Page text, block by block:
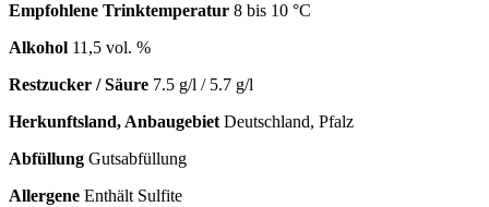
Empfohlene Trinktemperatur 8 bis 10 °C
Alkohol 11,5 vol. %
Restzucker / Säure 7.5 g/l / 5.7 g/l
Herkunftsland, Anbaugebiet Deutschland, Pfalz
Abfüllung Gutsabfüllung
Allergene Enthält Sulfite